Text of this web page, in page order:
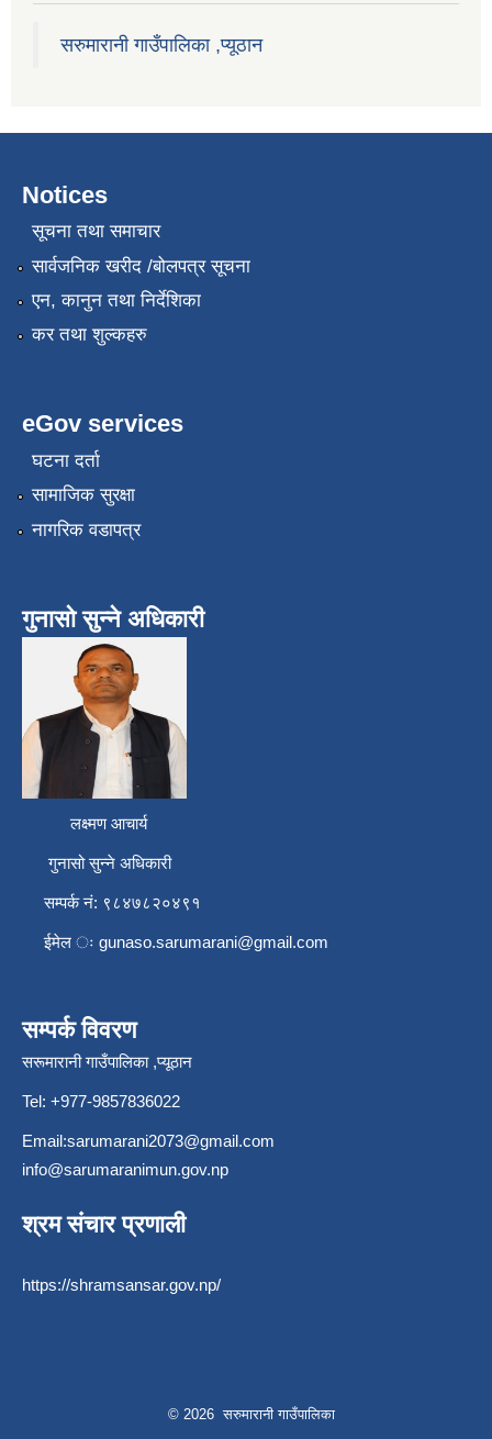
सरुमारानी गाउँपालिका ,प्यूठान
Notices
सूचना तथा समाचार
सार्वजनिक खरीद /बोलपत्र सूचना
एन, कानुन तथा निर्देशिका
कर तथा शुल्कहरु
eGov services
घटना दर्ता
सामाजिक सुरक्षा
नागरिक वडापत्र
गुनासो सुन्ने अधिकारी
लक्ष्मण आचार्य
गुनासो सुन्ने अधिकारी
सम्पर्क नं: ९८४७८२०४९१
ईमेल ः gunaso.sarumarani@gmail.com
सम्पर्क विवरण
सरूमारानी गाउँपालिका ,प्यूठान
Tel: +977-9857836022
Email:sarumarani2073@gmail.com
info@sarumaranimun.gov.np
श्रम संचार प्रणाली
https://shramsansar.gov.np/
© 2026 सरुमारानी गाउँपालिका